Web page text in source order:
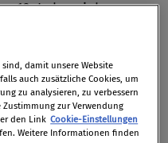
12. Lebensjahr
bestimmte,
verrichten. Diese
Jahre angehoben.
im KJBG werden
Arbeitgebern
damit unsere Website
auch zusätzliche Cookies, um
zu analysieren, zu verbessern
zur Verwendung
den Link Cookie-Einstellungen
Weitere Informationen finden